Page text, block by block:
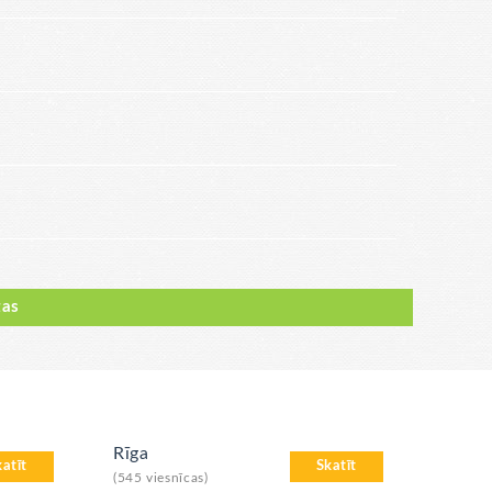
Skatīt
Rīga
(545 viesnīcas)